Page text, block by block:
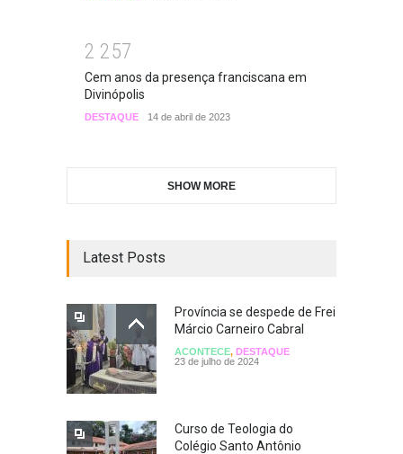
2 257
Cem anos da presença franciscana em
Divinópolis
DESTAQUE 14 de abril de 2023
SHOW MORE
Latest Posts
Província se despede de Frei
Márcio Carneiro Cabral
ACONTECE, DESTAQUE
23 de julho de 2024
Curso de Teologia do
Colégio Santo Antônio